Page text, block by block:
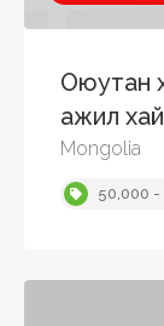
Оюутан
ажил
Mongolia
50,000 -